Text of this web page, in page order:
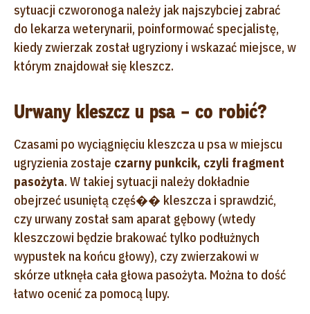
sytuacji czworonoga należy jak najszybciej zabrać
do lekarza weterynarii, poinformować specjalistę,
kiedy zwierzak został ugryziony i wskazać miejsce, w
którym znajdował się kleszcz.
Urwany kleszcz u psa – co robić?
Czasami po wyciągnięciu kleszcza u psa w miejscu
ugryzienia zostaje czarny punkcik, czyli fragment
pasożyta. W takiej sytuacji należy dokładnie
obejrzeć usuniętą częś�� kleszcza i sprawdzić,
czy urwany został sam aparat gębowy (wtedy
kleszczowi będzie brakować tylko podłużnych
wypustek na końcu głowy), czy zwierzakowi w
skórze utknęła cała głowa pasożyta. Można to dość
łatwo ocenić za pomocą lupy.